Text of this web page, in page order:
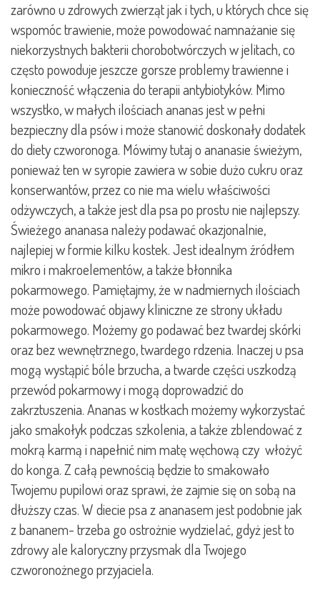
zarówno u zdrowych zwierząt jak i tych, u których chce się
wspomóc trawienie, może powodować namnażanie się
niekorzystnych bakterii chorobotwórczych w jelitach, co
często powoduje jeszcze gorsze problemy trawienne i
konieczność włączenia do terapii antybiotyków. Mimo
wszystko, w małych ilościach ananas jest w pełni
bezpieczny dla psów i może stanowić doskonały dodatek
do diety czworonoga. Mówimy tutaj o ananasie świeżym,
ponieważ ten w syropie zawiera w sobie dużo cukru oraz
konserwantów, przez co nie ma wielu właściwości
odżywczych, a także jest dla psa po prostu nie najlepszy.
Świeżego ananasa należy podawać okazjonalnie,
najlepiej w formie kilku kostek. Jest idealnym źródłem
mikro i makroelementów, a także błonnika
pokarmowego. Pamiętajmy, że w nadmiernych ilościach
może powodować objawy kliniczne ze strony układu
pokarmowego. Możemy go podawać bez twardej skórki
oraz bez wewnętrznego, twardego rdzenia. Inaczej u psa
mogą wystąpić bóle brzucha, a twarde części uszkodzą
przewód pokarmowy i mogą doprowadzić do
zakrztuszenia. Ananas w kostkach możemy wykorzystać
jako smakołyk podczas szkolenia, a także zblendować z
mokrą karmą i napełnić nim matę węchową czy włożyć
do konga. Z całą pewnością będzie to smakowało
Twojemu pupilowi oraz sprawi, że zajmie się on sobą na
dłuższy czas. W diecie psa z ananasem jest podobnie jak
z bananem- trzeba go ostrożnie wydzielać, gdyż jest to
zdrowy ale kaloryczny przysmak dla Twojego
czworonożnego przyjaciela.